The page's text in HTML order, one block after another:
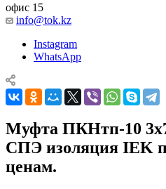
офис 15
info@tok.kz
Instagram
WhatsApp
Муфта ПКНтп-10
СПЭ изоляция IEK
ценам.